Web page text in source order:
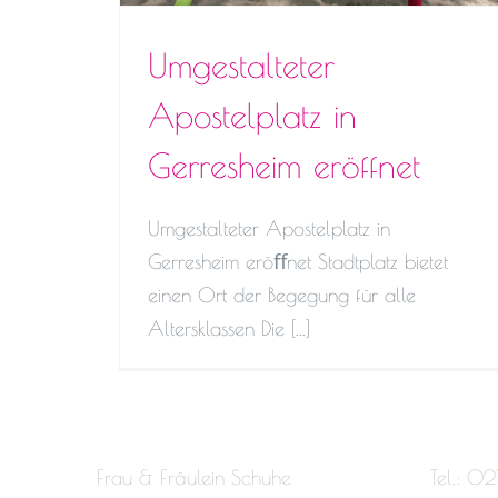
Umgestalteter
Apostelplatz in
Gerresheim eröffnet
Umgestalteter Apostelplatz in
Gerresheim eröﬀnet Stadtplatz bietet
einen Ort der Begegung für alle
Altersklassen Die [...]
Frau & Fräulein Schuhe Tel.: